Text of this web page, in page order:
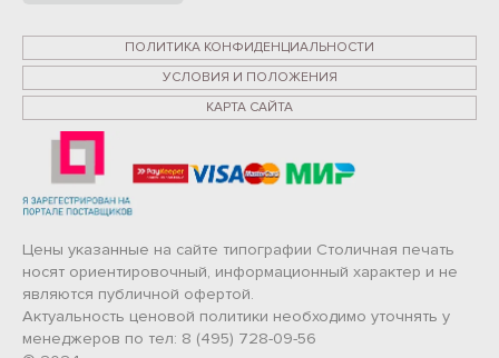
ПОЛИТИКА КОНФИДЕНЦИАЛЬНОСТИ
УСЛОВИЯ И ПОЛОЖЕНИЯ
КАРТА САЙТА
Цены указанные на сайте типографии Столичная печать
носят ориентировочный, информационный характер и не
являются публичной офертой.
Актуальность ценовой политики необходимо уточнять у
менеджеров по тел: 8 (495) 728-09-56